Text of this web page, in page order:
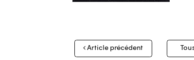
Navigation
des
Article précédent